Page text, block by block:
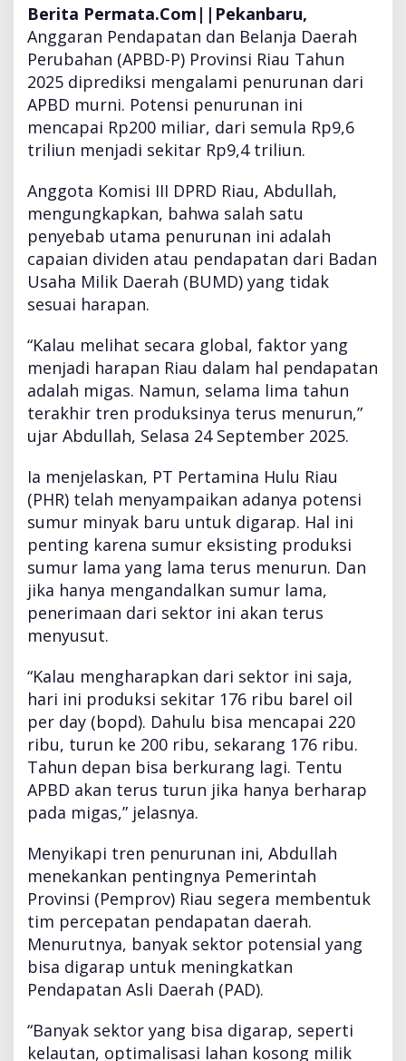
D
U
s
l
B
e
n
k
T
i
m
e
r
e
p
a
n
e
d
a
p
a
a
n
Berita Permata.Com|| Pekanbaru,
Anggaran Pendapatan dan Belanja Daerah
Perubahan (APBD-P) Provinsi Riau Tahun
2025 diprediksi mengalami penurunan dari
APBD murni. Potensi penurunan ini
mencapai Rp200 miliar, dari semula Rp9,6
triliun menjadi sekitar Rp9,4 triliun.
Anggota Komisi III DPRD Riau, Abdullah,
mengungkapkan, bahwa salah satu
penyebab utama penurunan ini adalah
capaian dividen atau pendapatan dari Badan
Usaha Milik Daerah (BUMD) yang tidak
sesuai harapan.
“Kalau melihat secara global, faktor yang
menjadi harapan Riau dalam hal pendapatan
adalah migas. Namun, selama lima tahun
terakhir tren produksinya terus menurun,”
ujar Abdullah, Selasa 24 September 2025.
Ia menjelaskan, PT Pertamina Hulu Riau
(PHR) telah menyampaikan adanya potensi
sumur minyak baru untuk digarap. Hal ini
penting karena sumur eksisting produksi
sumur lama yang lama terus menurun. Dan
jika hanya mengandalkan sumur lama,
penerimaan dari sektor ini akan terus
menyusut.
“Kalau mengharapkan dari sektor ini saja,
hari ini produksi sekitar 176 ribu barel oil
per day (bopd). Dahulu bisa mencapai 220
ribu, turun ke 200 ribu, sekarang 176 ribu.
Tahun depan bisa berkurang lagi. Tentu
APBD akan terus turun jika hanya berharap
pada migas,” jelasnya.
Menyikapi tren penurunan ini, Abdullah
menekankan pentingnya Pemerintah
Provinsi (Pemprov) Riau segera membentuk
tim percepatan pendapatan daerah.
Menurutnya, banyak sektor potensial yang
bisa digarap untuk meningkatkan
Pendapatan Asli Daerah (PAD).
“Banyak sektor yang bisa digarap, seperti
kelautan, optimalisasi lahan kosong milik